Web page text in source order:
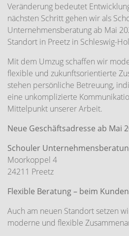
Veränderung bedeutet
nächsten Schritt gehen wir als
Unternehmensberatung ab Mai
Standort in Preetz in Schleswig-
Mit dem Umzug schaffen wir
flexible und zukunftsorientierte
stehen persönliche Betreuung,
eine unkomplizierte
Mittelpunkt unserer Arbeit.
Neue Geschäftsadresse ab Mai
Schouler
Moorkoppel 4
24211 Preetz
Flexible Beratung – beim
Auch am neuen Standort setzen
moderne und flexible